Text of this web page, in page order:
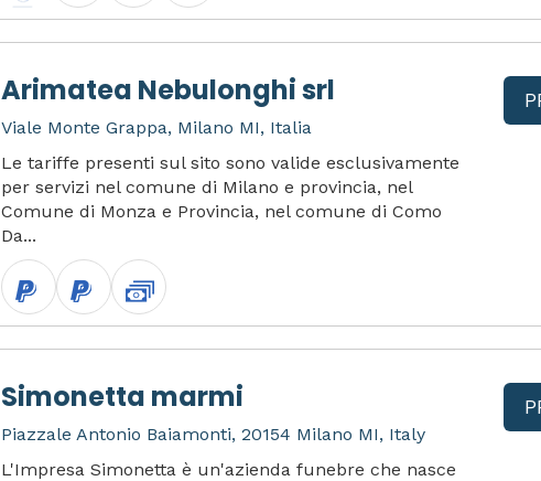
Arimatea Nebulonghi srl
Viale Monte Grappa, Milano MI, Italia
Le tariffe presenti sul sito sono valide esclusivamente
per servizi nel comune di Milano e provincia, nel
Comune di Monza e Provincia, nel comune di Como
Da...
Simonetta marmi
Piazzale Antonio Baiamonti, 20154 Milano MI, Italy
L'Impresa Simonetta è un'azienda funebre che nasce